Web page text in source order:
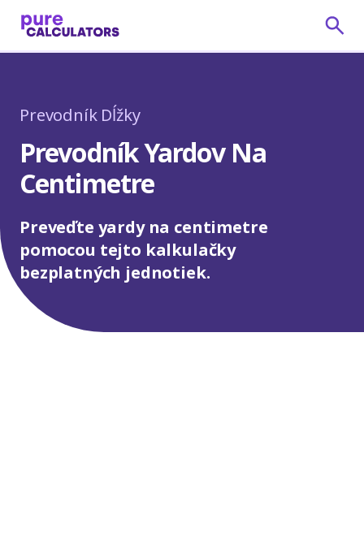
Prevodník Dĺžky
Prevodník Yardov Na
Centimetre
Preveďte yardy na centimetre
pomocou tejto kalkulačky
bezplatných jednotiek.